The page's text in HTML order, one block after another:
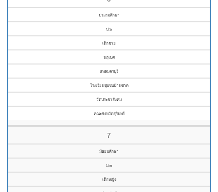
ประถมศึกษา
ป.๖
เด็กชาย
นฤเบศ
แหลมครบุรี
โรงเรียนชุมชนบ้านซาด
วัดประชาสังคม
คณะจังหวัดสุรินทร์
7
มัธยมศึกษา
ม.๓
เด็กหญิง